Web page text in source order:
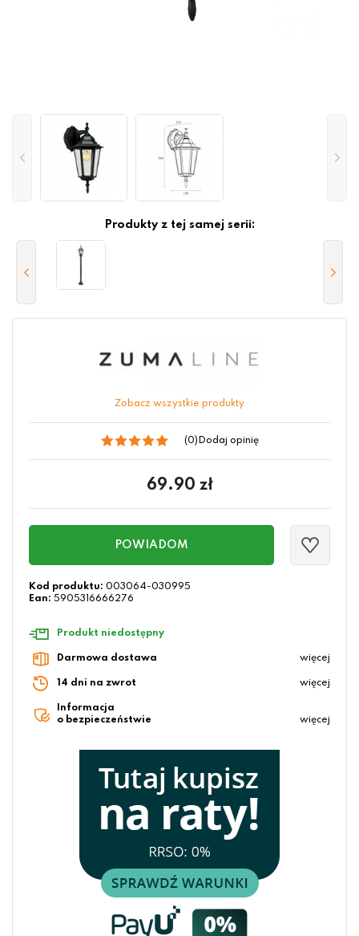
Produkty z tej samej serii:
Zobacz wszystkie produkty
(0) Dodaj opinię
69.90 zł
POWIADOM
Kod produktu: 003064-030995
Ean: 5905316666276
Produkt niedostępny
Darmowa dostawa więcej
14 dni na zwrot więcej
Informacja
o bezpieczeństwie
więcej